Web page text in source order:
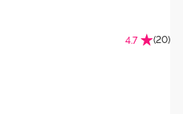
4.7 (20)